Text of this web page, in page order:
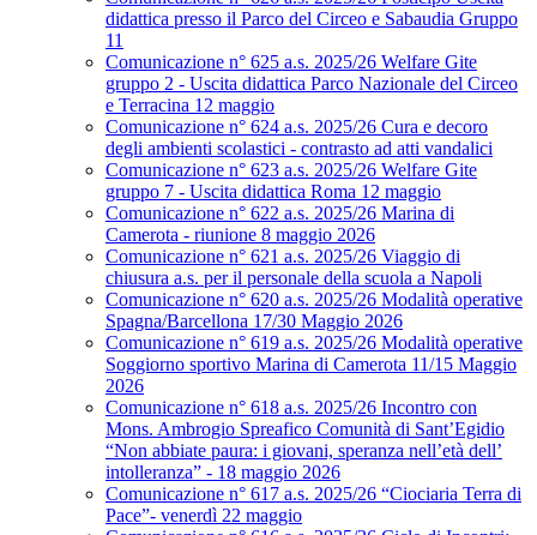
didattica presso il Parco del Circeo e Sabaudia Gruppo
11
Comunicazione n° 625 a.s. 2025/26 Welfare Gite
gruppo 2 - Uscita didattica Parco Nazionale del Circeo
e Terracina 12 maggio
Comunicazione n° 624 a.s. 2025/26 Cura e decoro
degli ambienti scolastici - contrasto ad atti vandalici
Comunicazione n° 623 a.s. 2025/26 Welfare Gite
gruppo 7 - Uscita didattica Roma 12 maggio
Comunicazione n° 622 a.s. 2025/26 Marina di
Camerota - riunione 8 maggio 2026
Comunicazione n° 621 a.s. 2025/26 Viaggio di
chiusura a.s. per il personale della scuola a Napoli
Comunicazione n° 620 a.s. 2025/26 Modalità operative
Spagna/Barcellona 17/30 Maggio 2026
Comunicazione n° 619 a.s. 2025/26 Modalità operative
Soggiorno sportivo Marina di Camerota 11/15 Maggio
2026
Comunicazione n° 618 a.s. 2025/26 Incontro con
Mons. Ambrogio Spreafico Comunità di Sant’Egidio
“Non abbiate paura: i giovani, speranza nell’età dell’
intolleranza” - 18 maggio 2026
Comunicazione n° 617 a.s. 2025/26 “Ciociaria Terra di
Pace”- venerdì 22 maggio